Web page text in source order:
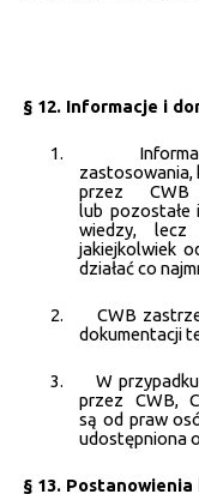
§ 12. Informacje i
1.
zastosowania,
przez CWB
lub pozostałe
wiedzy,
jakiejkolwiek
działać co
2.
CWB
dokumentacji
3.
W
przez CWB,
są od praw
udostępniona
§ 13. Postanowienia